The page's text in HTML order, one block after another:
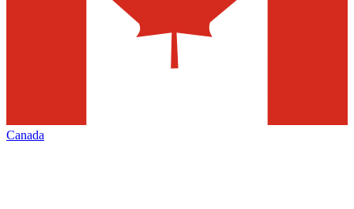
Canada